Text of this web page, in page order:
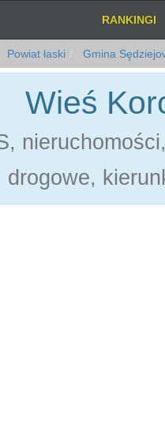
RANKINGI
Powiat łaski Gmina
Wieś
drogowe,